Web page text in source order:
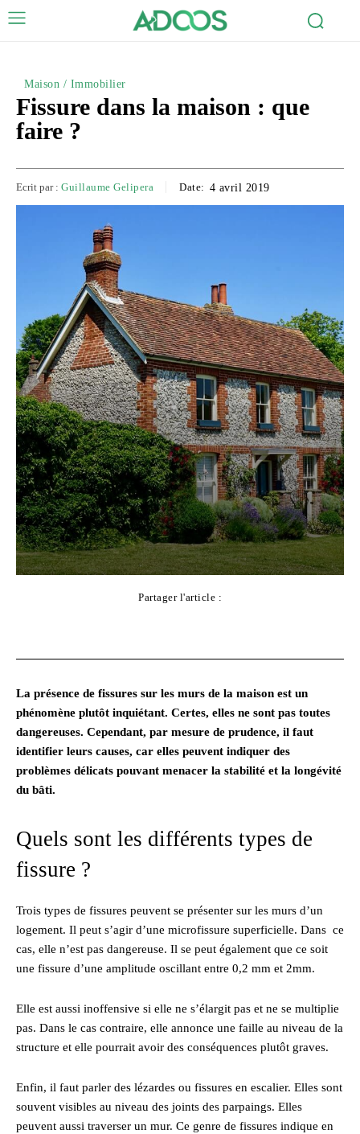
Maison / Immobilier
Fissure dans la maison : que
faire ?
Ecrit par : Guillaume Gelipera Date: 4 avril 2019
Partager l'article :
La présence de fissures sur les murs de la maison est un
phénomène plutôt inquiétant. Certes, elles ne sont pas toutes
dangereuses. Cependant, par mesure de prudence, il faut
identifier leurs causes, car elles peuvent indiquer des
problèmes délicats pouvant menacer la stabilité et la longévité
du bâti.
Quels sont les différents types de
fissure ?
Trois types de fissures peuvent se présenter sur les murs d’un
logement. Il peut s’agir d’une microfissure superficielle. Dans ce
cas, elle n’est pas dangereuse. Il se peut également que ce soit
une fissure d’une amplitude oscillant entre 0,2 mm et 2mm.
Elle est aussi inoffensive si elle ne s’élargit pas et ne se multiplie
pas. Dans le cas contraire, elle annonce une faille au niveau de la
structure et elle pourrait avoir des conséquences plutôt graves.
Enfin, il faut parler des lézardes ou fissures en escalier. Elles sont
souvent visibles au niveau des joints des parpaings. Elles
peuvent aussi traverser un mur. Ce genre de fissures indique en